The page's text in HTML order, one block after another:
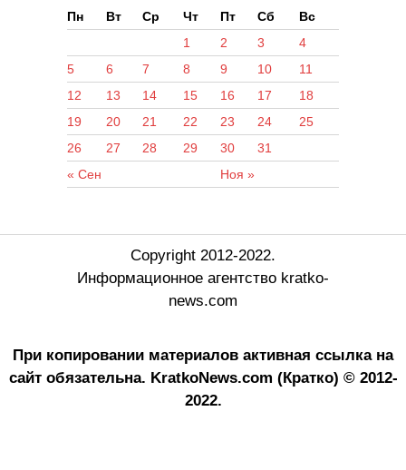
Пн
Вт Ср Чт Пт Сб Вс
« Сен Ноя »
1 2 3
4
5
6 7 8 9 10
11
12
13 14 15 16 17
18
19
20 21 22 23 24
25
26
27 28 29 30 31
Copyright 2012-2022.
Информационное агентство kratko-
news.com
При копировании материалов активная ссылка на
сайт обязательна. KratkoNews.com (Кратко) © 2012-
2022.